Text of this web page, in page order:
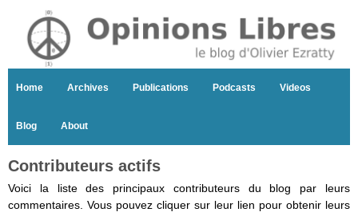
Home Archives Publications Podcasts Videos
Blog About
Contributeurs actifs
Voici la liste des principaux contributeurs du blog par leurs
commentaires. Vous pouvez cliquer sur leur lien pour obtenir leurs